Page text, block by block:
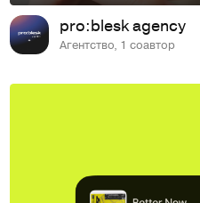
pro:blesk agency
Агентство, 1 соавтор